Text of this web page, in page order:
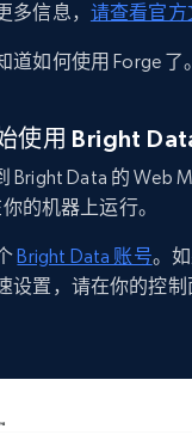
多信息， 请查看官方
如何使用 Forge 了。
使用 Bright
Bright Data 的 Web
的机器上运行。
Bright Data 账号。
设置，请在你的控制